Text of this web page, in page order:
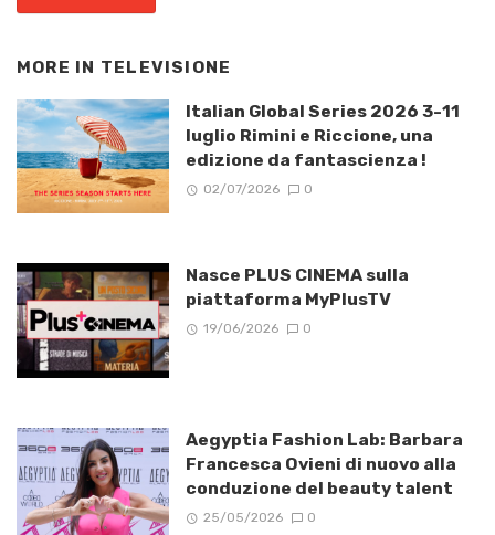
MORE IN TELEVISIONE
Italian Global Series 2026 3-11
luglio Rimini e Riccione, una
edizione da fantascienza !
02/07/2026 0
Nasce PLUS CINEMA sulla
piattaforma MyPlusTV
19/06/2026 0
Aegyptia Fashion Lab: Barbara
Francesca Ovieni di nuovo alla
conduzione del beauty talent
25/05/2026 0